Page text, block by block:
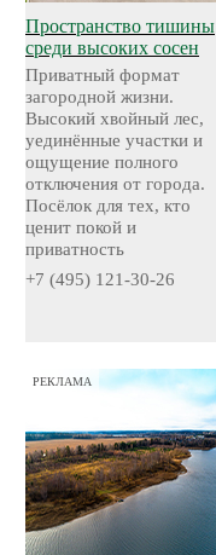
Пространство тишины
среди высоких сосен
Приватный формат
загородной жизни.
Высокий хвойный лес,
уединённые участки и
ощущение полного
отключения от города.
Посёлок для тех, кто
ценит покой и
приватность
+7 (495) 121-30-26
РЕКЛАМА